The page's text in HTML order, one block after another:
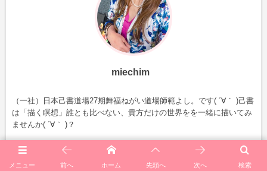
miechim
（一社）日本己書道場27期舞福ねがい道場師範よし。です( ´∀｀ )己書
は「描く瞑想」誰とも比べない、貴方だけの世界をを一緒に描いてみ
ませんか( ´∀｀ )？
メニュー 検索
前へ ホーム 先頭へ 次へ